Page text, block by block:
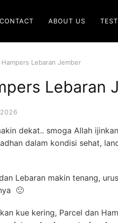
CONTACT ABOUT US
Hampers Lebaran Jember
Lebaran
dekat.. smoga Allah
dalam kondisi sehat,
Lebaran makin tenang,
🙂
kue kering, Parcel dan